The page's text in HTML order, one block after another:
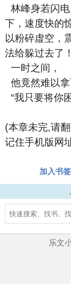
林峰身若闪
下，速度快的
以粉碎虚空，
法给躲过去了！
一时之间，
他竟然难以拿
“我只要将你
(本章未完,请
记住手机版网
加入书签
乐文